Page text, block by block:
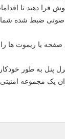
فرا دهید تا
صوتی ضبط شده
یا ریموت ها
پنل به طور خودکار
یک مجموعه